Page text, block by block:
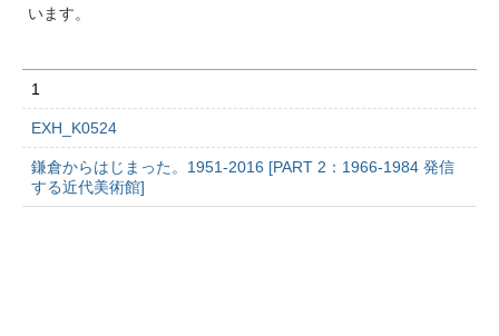
います。
1
EXH_K0524
鎌倉からはじまった。1951-2016 [PART 2：1966-1984 発信
する近代美術館]